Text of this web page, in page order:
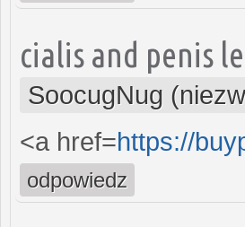
cialis and penis
SoocugNug
<a href=https://
odpowiedz